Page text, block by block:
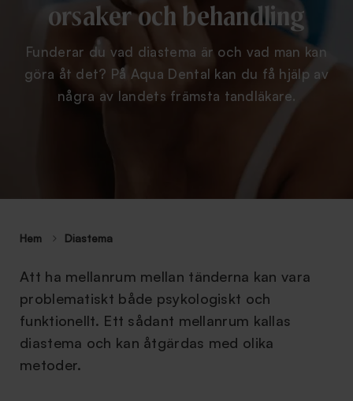
orsaker och behandling
Funderar du vad diastema är och vad man kan
göra åt det? På Aqua Dental kan du få hjälp av
några av landets främsta tandläkare.
Hem Diastema
Att ha mellanrum mellan tänderna kan vara
problematiskt både psykologiskt och
funktionellt. Ett sådant mellanrum kallas
diastema och kan åtgärdas med olika
metoder.